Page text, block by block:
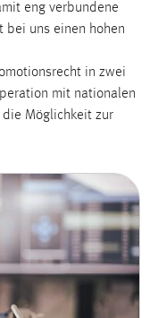
eng verbundene
bei uns einen hohen
in zwei
mit nationalen
Möglichkeit zur